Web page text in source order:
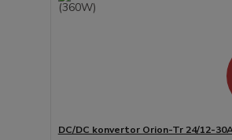
DC/DC konvertor Orion-Tr 24/12-